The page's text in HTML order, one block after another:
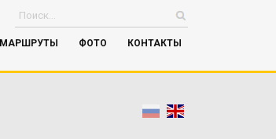
МАРШРУТЫ ФОТО КОНТАКТЫ